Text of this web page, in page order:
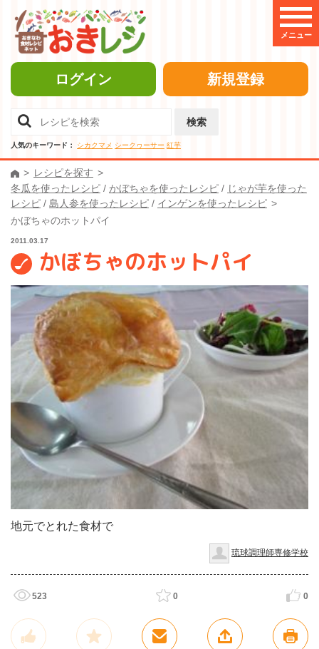
メニュー
ログイン 新規登録
検索
人気のキーワード： シカクマメ シークヮーサー 紅芋
レシピを探す
冬瓜を使ったレシピ / かぼちゃを使ったレシピ / じゃが芋を使った
レシピ / 島人参を使ったレシピ / インゲンを使ったレシピ
かぼちゃのホットパイ
2011.03.17
かぼちゃのホットパイ
地元でとれた食材で
琉球調理師専修学校
523 0 0